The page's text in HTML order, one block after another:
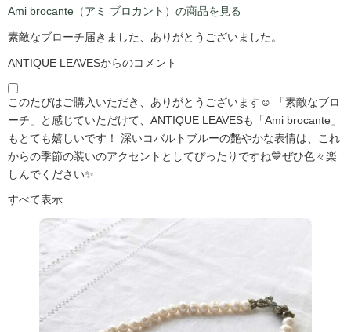
Ami brocante（アミ ブロカント）の商品を見る
素敵なブローチ届きました、ありがとうございました。
ANTIQUE LEAVESからのコメント
このたびはご購入いただき、ありがとうございます☺️ 「素敵なブロ
ーチ」と感じていただけて、ANTIQUE LEAVESも「Ami brocante」
もとても嬉しいです！ 深いコバルトブルーの艶やかな表情は、これ
からの季節の装いのアクセントとしてぴったりですね💙ぜひ色々楽
しんでください✨
すべて表示